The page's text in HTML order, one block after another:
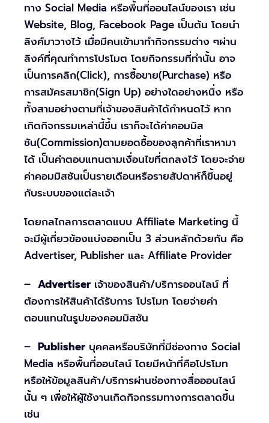
ทาง Social Media หรือพื้นที่ออนไลน์ของเรา เช่น
Website, Blog, Facebook Page เป็นต้น โดยนำ
ลิงค์มาวางไว้ เมื่อมีคนเข้ามาทำกิจกรรมต่าง ๆผ่าน
ลิงค์ที่คุณทำการโปรโมต โดยกิจกรรมที่ทำนั้น อาจ
เป็นการคลิก(Click), การซื้อขาย(Purchase) หรือ
การสมัครสมาชิก(Sign Up) อย่างใดอย่างหนึ่ง หรือ
ทั้งสามอย่างตามที่เจ้าของสินค้าได้กำหนดไว้ หาก
เกิดกิจกรรมเหล่านี้ขึ้น เราก็จะได้ค่าคอมมิส
ชัน(Commission)ตามยอดซื้อของลูกค้าที่เราหามา
ได้ เป็นค่าตอบแทนตามเงื่อนไขที่ตกลงไว้ โดยจะจ่าย
ค่าคอมมิสชันเป็นรายเดือนหรือรายสัปดาห์ก็ขึ้นอยู่
กับระบบของแต่ละเจ้า
โดยกลไกลการตลาดแบบ Affiliate Marketing นี้
จะมีผู้เกี่ยวข้องแบ่งออกเป็น 3 ส่วนหลักด้วยกัน คือ
Advertiser, Publisher และ Affiliate Provider
– Advertiser เจ้าของสินค้า/บริการออนไลน์ ที่
ต้องการให้สินค้าได้รับการ โปรโมท โดยจ่ายค่า
ตอบแทนในรูปของคอมมิสชัน
– Publisher บุคคลหรือบริษัทที่มีช่องทาง Social
Media หรือพื้นที่ออนไลน์ โดยมีหน้าที่คือโปรโมท
หรือให้ข้อมูลสินค้า/บริการผ่านช่องทางสื่อออนไลน์
นั้น ๆ เพื่อให้ผู้ใช้งานเกิดกิจกรรมทางการตลาดขึ้น
เช่น